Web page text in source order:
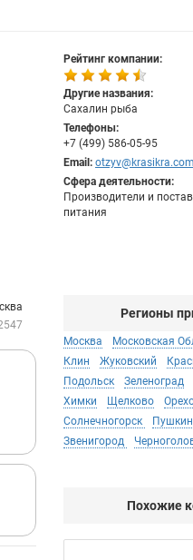
Рейтинг компании:
Другие названия:
Сахалин рыба
Телефоны:
+7 (499) 586-05-95
Email: otzyv@krasikra.com
Сфера деятельности:
Производители и
питания
Регионы
Москва Московская
Клин
Жуковский
Подольск
Зеленоград
Химки
Щелково
Солнечногорск
Звенигород
Похожие